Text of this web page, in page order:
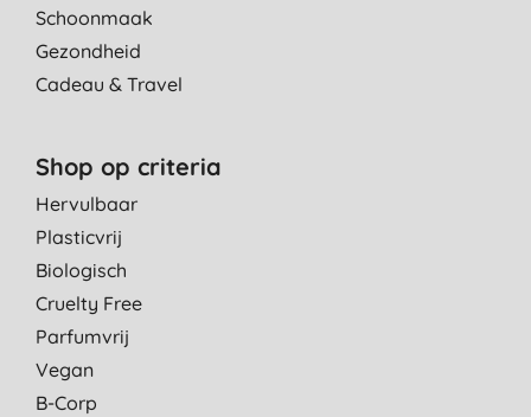
Schoonmaak
Gezondheid
Cadeau & Travel
Shop op criteria
Hervulbaar
Plasticvrij
Biologisch
Cruelty Free
Parfumvrij
Vegan
B-Corp